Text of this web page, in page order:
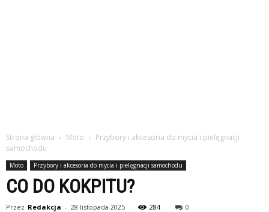
Strona główna Moto
Przybory i akcesoria do mycia i pielęgnacji
samochodu
Moto Przybory i akcesoria do mycia i pielęgnacji samochodu
CO DO KOKPITU?
Przez Redakcja - 28 listopada 2025 284 0